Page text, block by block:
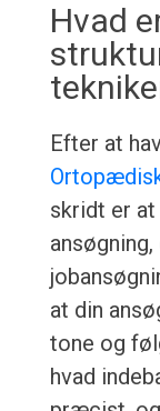
Hvad
Efter at
skridt er
at din
tone og
hvad